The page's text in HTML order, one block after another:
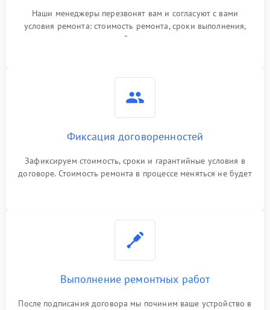
Наши менеджеры перезвонят вам и согласуют с вами
условия ремонта: стоимость ремонта, сроки выполнения,
гарантийные условия
Фиксация договоренностей
Зафиксируем стоимость, сроки и гарантийные условия в
договоре. Стоимость ремонта в процессе меняться не будет
Выполнение ремонтных работ
После подписания договора мы починим ваше устройство в